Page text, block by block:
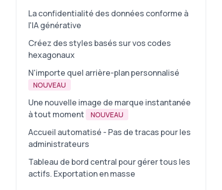
La confidentialité des données conforme à
l'IA générative
Créez des styles basés sur vos codes
hexagonaux
N'importe quel arrière-plan personnalisé
NOUVEAU
Une nouvelle image de marque instantanée
à tout moment
NOUVEAU
Accueil automatisé - Pas de tracas pour les
administrateurs
Tableau de bord central pour gérer tous les
actifs. Exportation en masse